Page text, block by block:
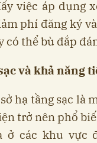
việc áp dụng
phí đăng ký
có thể bù đắp
và khả năng
hạ tầng sạc là
trở nên phổ
ở các khu vực